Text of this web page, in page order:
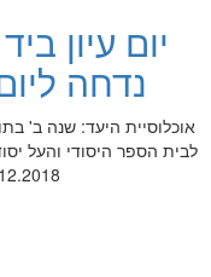
נדחה ליום שני
אוכלוסיית היעד: שנה ב'
לבית הספר היסודי והעל
05.12.2018 בשעה